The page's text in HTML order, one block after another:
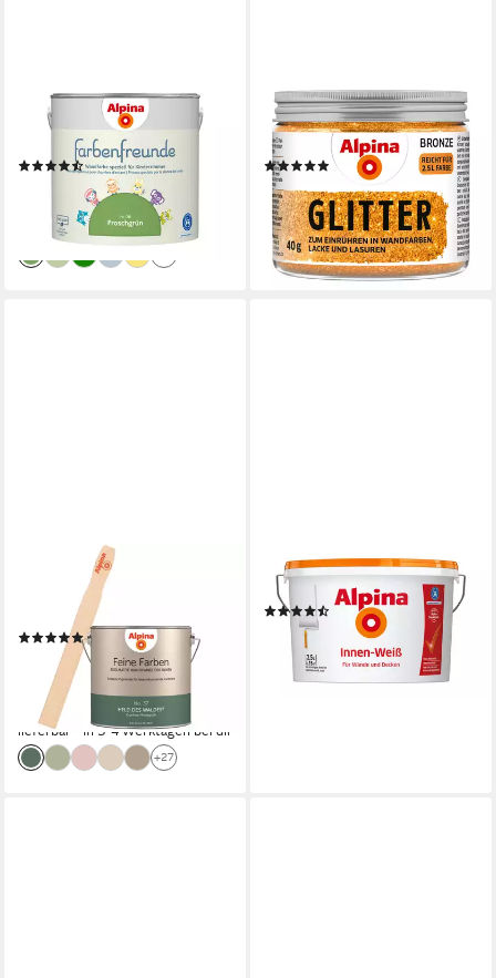
ALPINA
Wandfarbe Farbenfreunde
2,5 Liter matt
(2)
(15,16 €/ 1 l)
lieferbar - in 4-5 Werktagen bei dir
ALPINA
Effekt-Zusatz Kreativ Glitter
40g
(15)
13,99 €
(349,75 €/ 1 kg)
lieferbar - in 3-4 Werktagen bei dir
Wandfarbe Alpina Feine
Farben + Gratis Rührstab
(8)
39,99 €
(16,00 €/ 1 l)
lieferbar - in 3-4 Werktagen bei dir
+27
ALPINA
Wandfarbe Innen-Weiß matt
ab 24,99 €
(10,00 €/ 1 l)
lieferbar - in 3-4 Werktagen bei dir